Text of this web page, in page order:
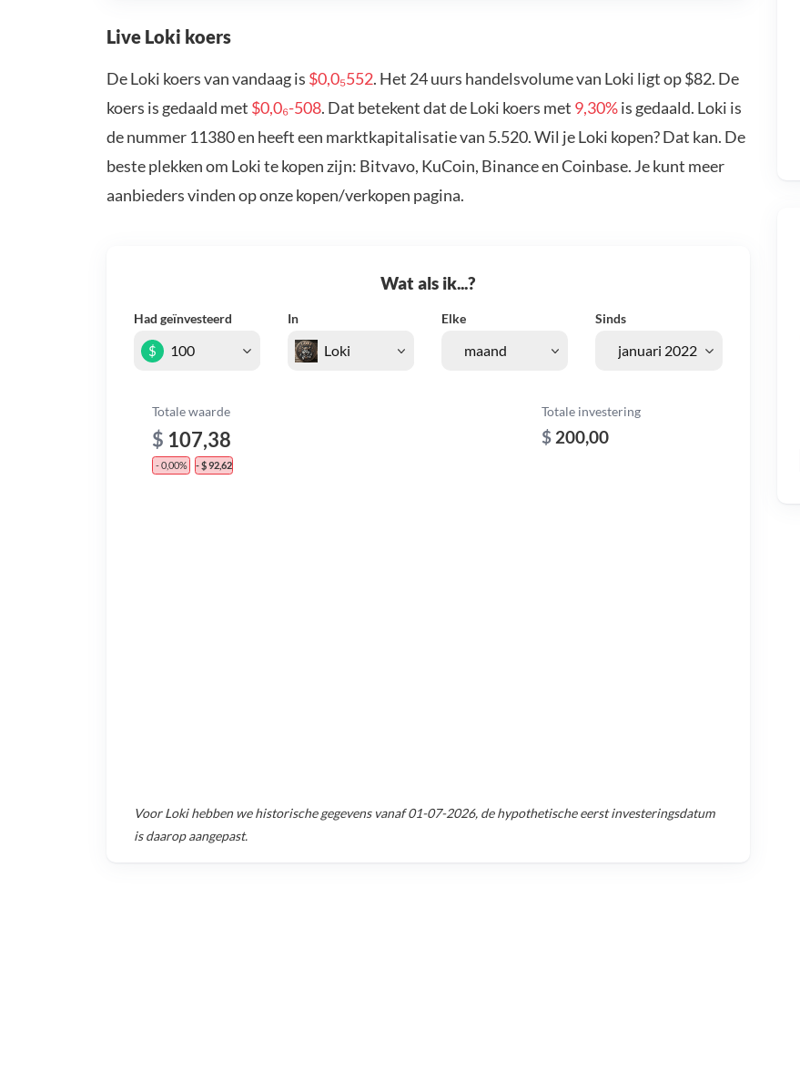
Live Loki koers
De Loki koers van vandaag is $0,0₅552. Het 24 uurs handelsvolume van Loki ligt op $82. De
koers is gedaald met $0,0₆-508. Dat betekent dat de Loki koers met 9,30%is gedaald. Loki is
de nummer 11380 en heeft een marktkapitalisatie van 5.520. Wil je Loki kopen? Dat kan. De
beste plekken om Loki te kopen zijn: Bitvavo, KuCoin, Binance en Coinbase. Je kunt meer
aanbieders vinden op onze kopen/verkopen pagina.
Wat als ik...?
Had geïnvesteerd In Elke Sinds
$
Totale waarde
$ 107,38
- 0,00% - $ 92,62
Totale investering
$ 200,00
VoorLokihebben we historische gegevens vanaf01-07-2026, de hypothetische eerst investeringsdatum
is daarop aangepast.